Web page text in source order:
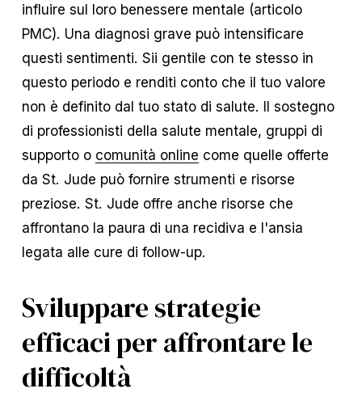
influire sul loro benessere mentale (articolo
PMC). Una diagnosi grave può intensificare
questi sentimenti. Sii gentile con te stesso in
questo periodo e renditi conto che il tuo valore
non è definito dal tuo stato di salute. Il sostegno
di professionisti della salute mentale, gruppi di
supporto o comunità online come quelle offerte
da St. Jude può fornire strumenti e risorse
preziose. St. Jude offre anche risorse che
affrontano la paura di una recidiva e l'ansia
legata alle cure di follow-up.
Sviluppare strategie
efficaci per affrontare le
difficoltà